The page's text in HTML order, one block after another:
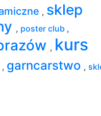
, sklep
, poster club ,
, kurs
, garncarstwo ,